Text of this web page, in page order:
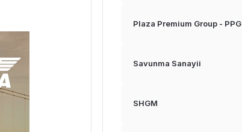
Plaza Premium Group - PPG
Savunma Sanayii
SHGM